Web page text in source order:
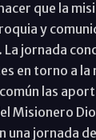
que la
y
jornada
en torno a la
las
Misionero
una jornada